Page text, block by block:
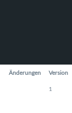
Änderungen Version
1